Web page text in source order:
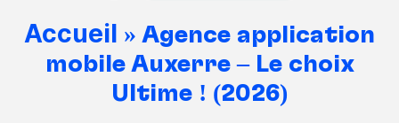
Accueil » Agence application
mobile Auxerre – Le choix
Ultime ! (2026)